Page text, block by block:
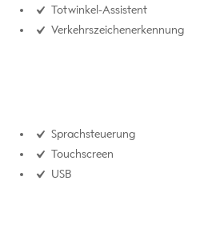
Totwinkel-Assistent
Verkehrszeichenerkennung
Sprachsteuerung
Touchscreen
USB